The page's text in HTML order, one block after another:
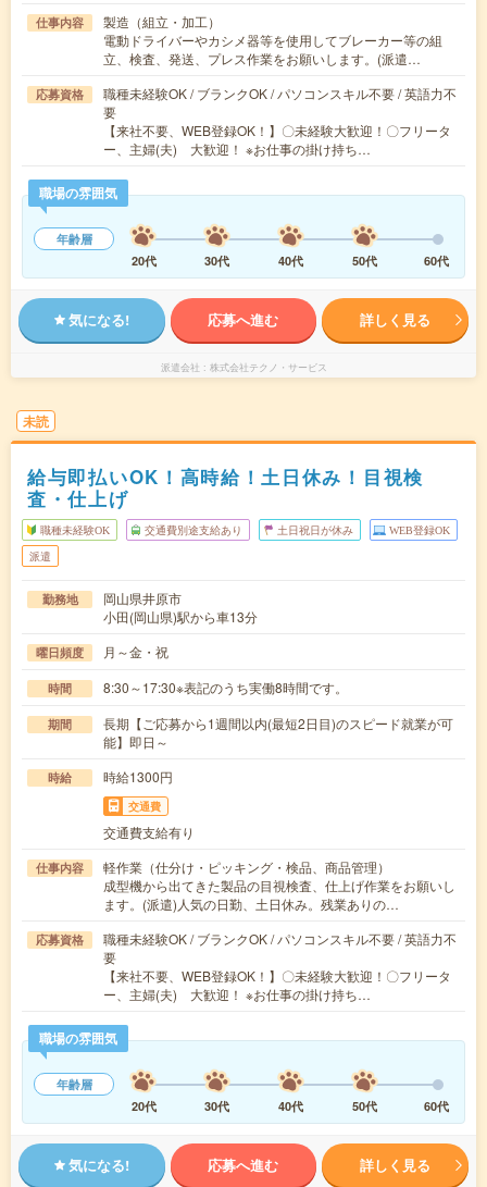
仕事内容
製造（組立・加工）
電動ドライバーやカシメ器等を使用してブレーカー等の組
立、検査、発送、プレス作業をお願いします。(派遣…
応募資格
職種未経験OK / ブランクOK / パソコンスキル不要 / 英語力不
要
【来社不要、WEB登録OK！】〇未経験大歓迎！〇フリータ
ー、主婦(夫) 大歓迎！ ※お仕事の掛け持ち…
職場の雰囲気
年齢層
20代
30代 40代 50代 60代
気になる! 応募へ進む 詳しく見る
派遣会社 株式会社テクノ・サービス
未読
給与即払いOK！高時給！土日休み！目視検
査・仕上げ
職種未経験OK 交通費別途支給あり 土日祝日が休み WEB登録OK
派遣
勤務地
岡山県井原市
小田(岡山県)駅から車13分
曜日頻度 月～金・祝
時間 8:30～17:30※表記のうち実働8時間です。
期間
長期【ご応募から1週間以内(最短2日目)のスピード就業が可
能】即日～
時給 時給1300円
交通費
交通費支給有り
仕事内容
軽作業（仕分け・ピッキング・検品、商品管理）
成型機から出てきた製品の目視検査、仕上げ作業をお願いし
ます。(派遣)人気の日勤、土日休み。残業ありの…
応募資格
職種未経験OK / ブランクOK / パソコンスキル不要 / 英語力不
要
【来社不要、WEB登録OK！】〇未経験大歓迎！〇フリータ
ー、主婦(夫) 大歓迎！ ※お仕事の掛け持ち…
職場の雰囲気
年齢層
20代
30代 40代 50代 60代
気になる! 応募へ進む 詳しく見る